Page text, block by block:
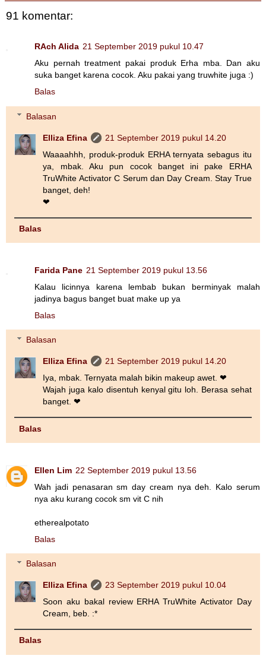
91 komentar:
RAch Alida 21 September 2019 pukul 10.47
Aku pernah treatment pakai produk Erha mba. Dan aku
suka banget karena cocok. Aku pakai yang truwhite juga :)
Balas
Balasan
Elliza Efina
21 September 2019 pukul 14.20
Waaaahhh, produk-produk ERHA ternyata sebagus itu
ya, mbak. Aku pun cocok banget ini pake ERHA
TruWhite Activator C Serum dan Day Cream. Stay True
banget, deh!
❤
Balas
Farida Pane 21 September 2019 pukul 13.56
Kalau licinnya karena lembab bukan berminyak malah
jadinya bagus banget buat make up ya
Balas
Balasan
Elliza Efina
21 September 2019 pukul 14.20
Iya, mbak. Ternyata malah bikin makeup awet. ❤
Wajah juga kalo disentuh kenyal gitu loh. Berasa sehat
banget. ❤
Balas
Ellen Lim 22 September 2019 pukul 13.56
Wah jadi penasaran sm day cream nya deh. Kalo serum
nya aku kurang cocok sm vit C nih
etherealpotato
Balas
Balasan
Elliza Efina
23 September 2019 pukul 10.04
Soon aku bakal review ERHA TruWhite Activator Day
Cream, beb. :*
Balas